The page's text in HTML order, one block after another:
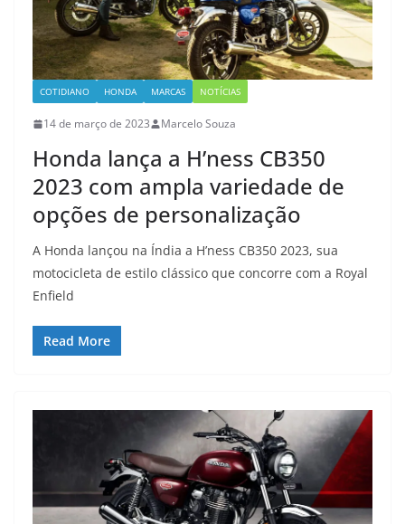
COTIDIANO HONDA MARCAS NOTÍCIAS
14 de março de 2023 Marcelo Souza
Honda lança a H’ness CB350
2023 com ampla variedade de
opções de personalização
A Honda lançou na Índia a H’ness CB350 2023, sua
motocicleta de estilo clássico que concorre com a Royal
Enfield
Read More